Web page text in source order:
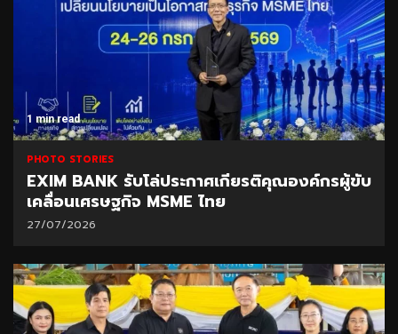
1 min read
PHOTO STORIES
EXIM BANK รับโล่ประกาศเกียรติคุณองค์กรผู้ขับ
เคลื่อนเศรษฐกิจ MSME ไทย
27/07/2026